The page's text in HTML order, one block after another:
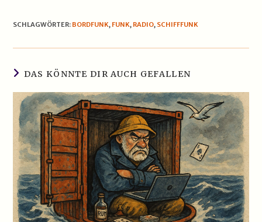
SCHLAGWÖRTER: BORDFUNK, FUNK, RADIO, SCHIFFFUNK
DAS KÖNNTE DIR AUCH GEFALLEN